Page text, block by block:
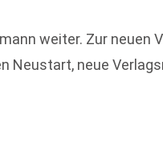
weiter. Zur neuen
Neustart, neue